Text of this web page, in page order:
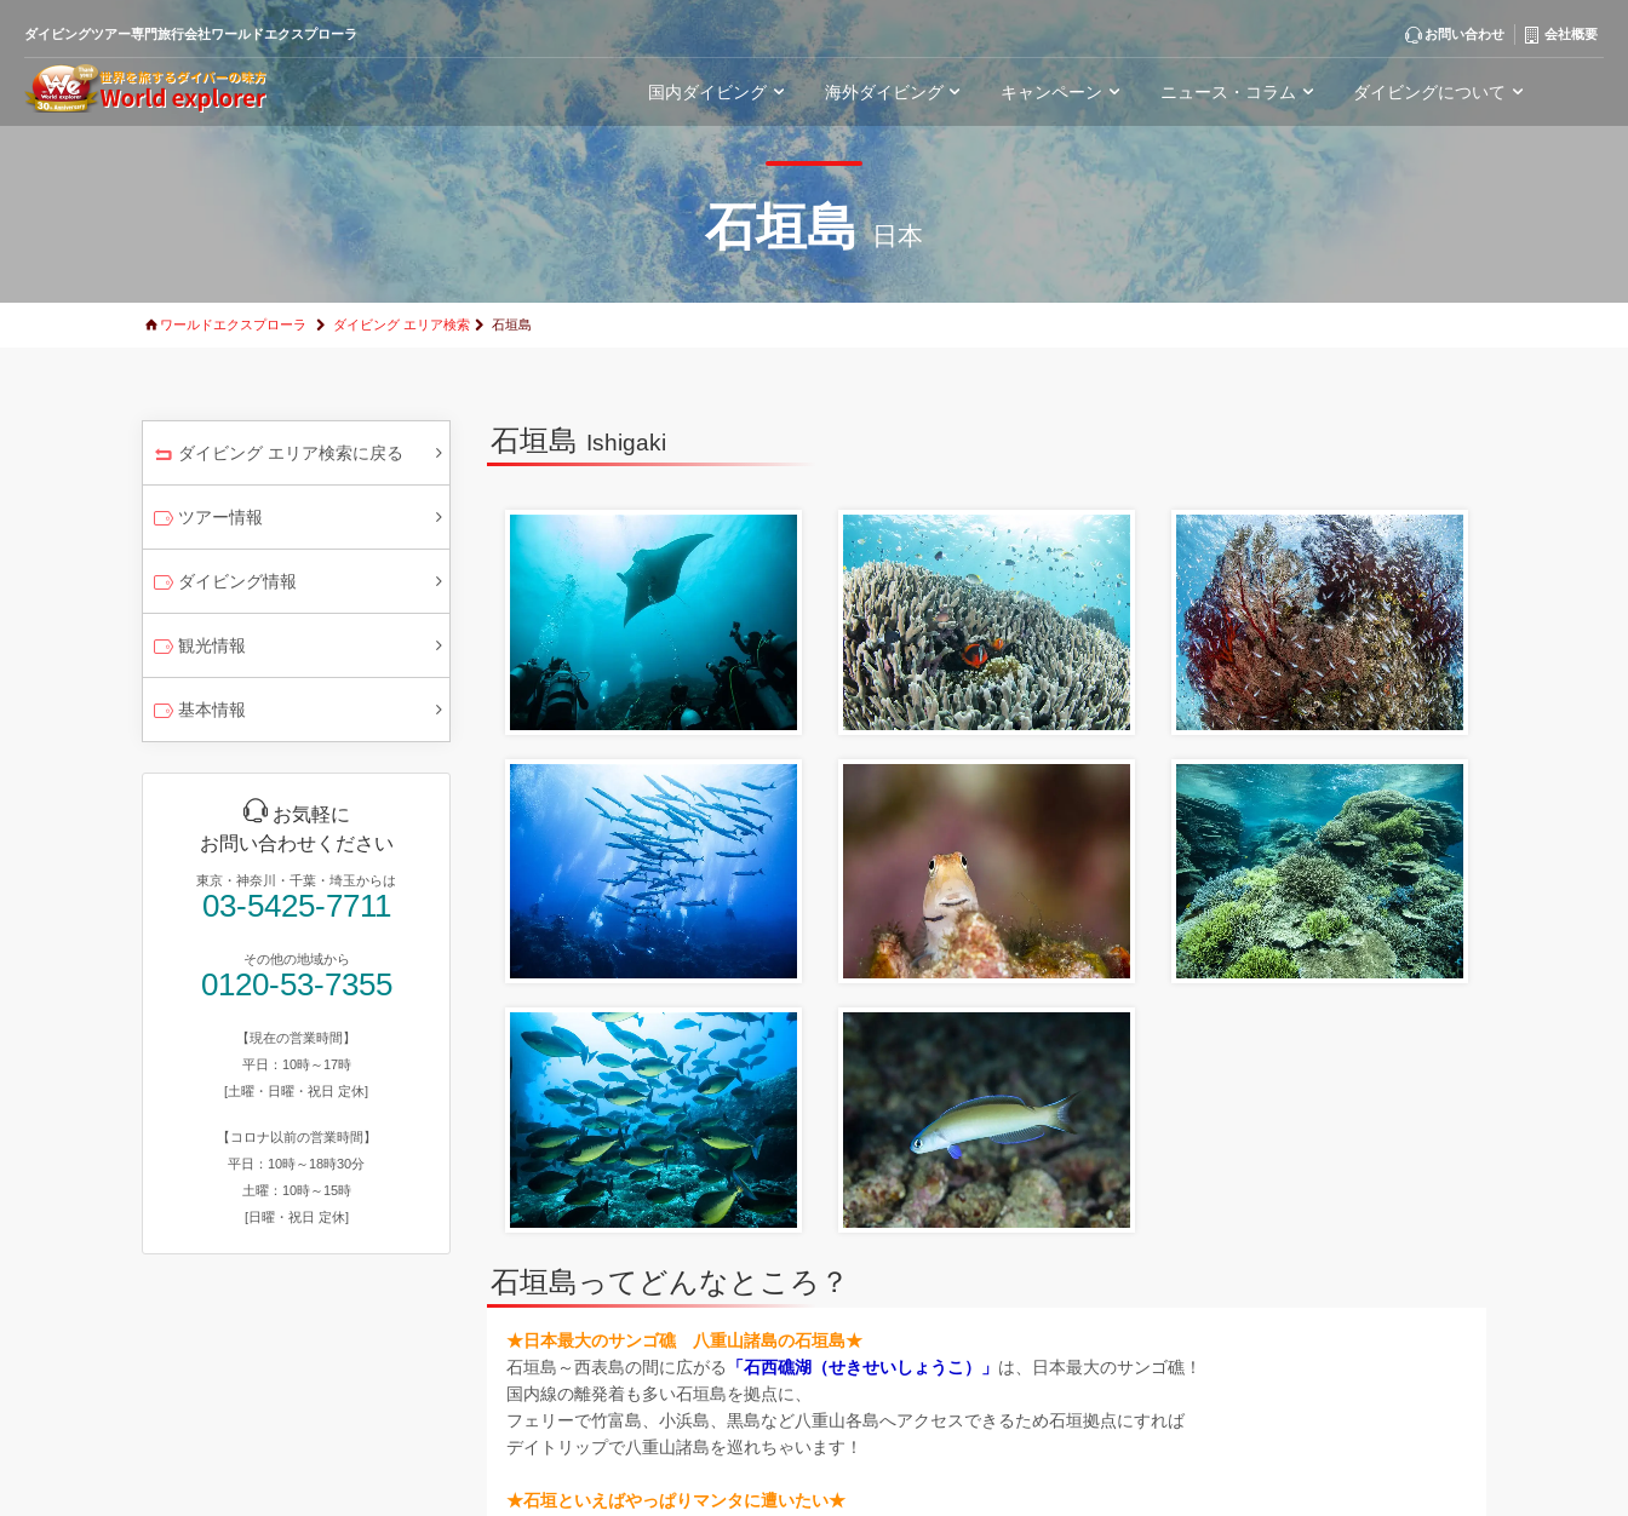
石垣島日本
ワールドエクスプローラ ダイビング エリア検索 石垣島
ダイビング エリア検索に戻る
ツアー情報
ダイビング情報
観光情報
基本情報
お気軽に
お問い合わせください
東京・神奈川・千葉・埼玉からは
03-5425-7711
その他の地域から
0120-53-7355
【現在の営業時間】
平日：10時～17時
[土曜・日曜・祝日 定休]
【コロナ以前の営業時間】
平日：10時～18時30分
土曜：10時～15時
[日曜・祝日 定休]
石垣島 Ishigaki
石垣島ってどんなところ？
★日本最大のサンゴ礁 八重山諸島の石垣島★
石垣島～西表島の間に広がる
「石西礁湖（せきせいしょうこ）」 は、日本最大のサンゴ礁！
国内線の離発着も多い石垣島を拠点に、
フェリーで竹富島、小浜島、黒島など八重山各島へアクセスできるため石垣拠点にすれば
デイトリップで八重山諸島を巡れちゃいます！
★石垣といえばやっぱりマンタに遭いたい★
ダイビングツアー専門旅行会社ワールドエクスプローラ お問い合わせ 会社概要
国内ダイビング 海外ダイビング キャンペーン ニュース・コラム ダイビングについて